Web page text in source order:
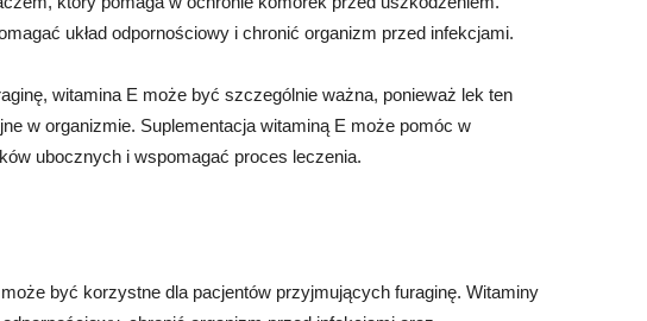
układ odpornościowy i chronić organizm przed infekcjami.
witamina E może być szczególnie ważna, ponieważ lek ten
w organizmie. Suplementacja witaminą E może pomóc w
ubocznych i wspomagać proces leczenia.
być korzystne dla pacjentów przyjmujących furaginę. Witaminy